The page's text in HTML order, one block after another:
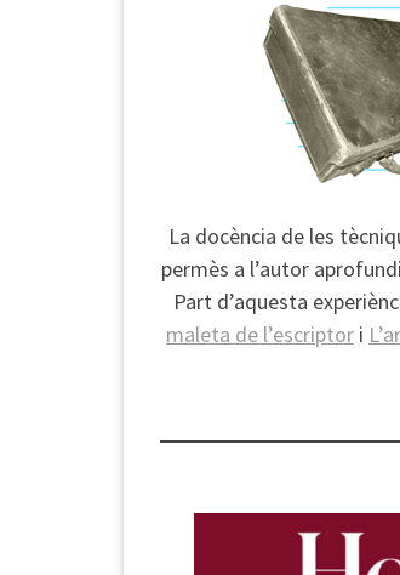
La docència de les
permès a l’autor
Part d’aquesta
maleta de l’escriptor i